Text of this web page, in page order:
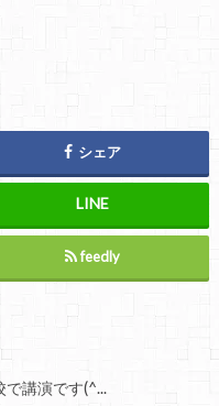
シェア
feedly
で講演です(^...